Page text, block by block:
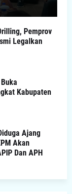
Pemprov
Legalkan
Kabupaten
Ajang
Akan
Dan APH